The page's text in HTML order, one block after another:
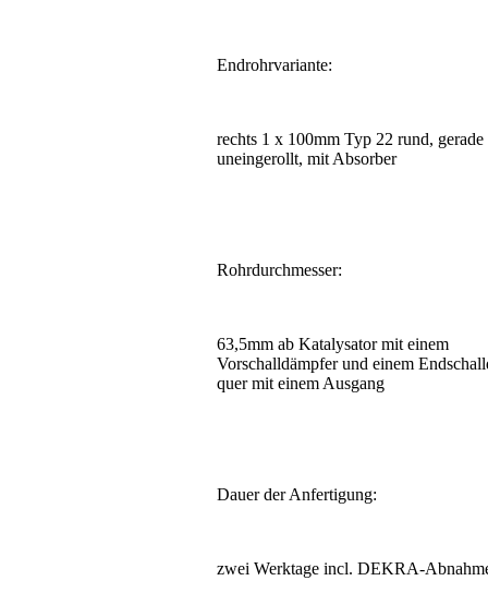
Endrohrvariante:
rechts 1 x 100mm Typ 22 rund,
uneingerollt, mit Absorber
Rohrdurchmesser:
63,5mm ab Katalysator mit einem
Vorschalldämpfer und einem
quer mit einem Ausgang
Dauer der Anfertigung:
zwei Werktage incl. DEKRA-